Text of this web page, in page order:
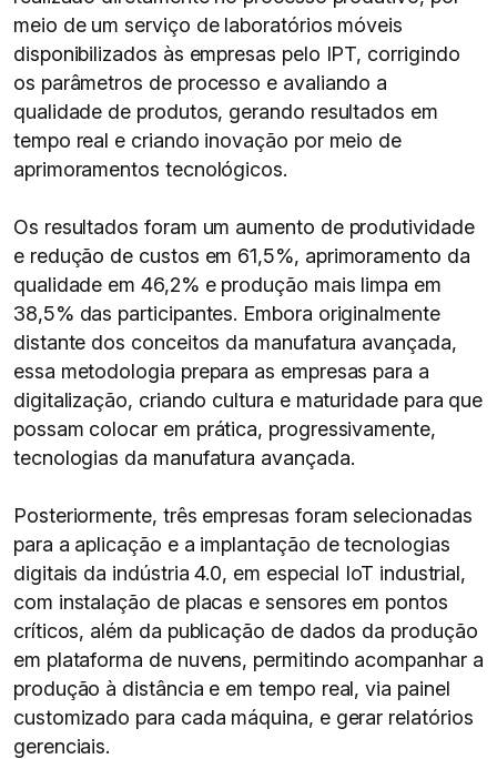
meio de um serviço de laboratórios móveis
disponibilizados às empresas pelo IPT, corrigindo
os parâmetros de processo e avaliando a
qualidade de produtos, gerando resultados em
tempo real e criando inovação por meio de
aprimoramentos tecnológicos.
Os resultados foram um aumento de produtividade
e redução de custos em 61,5%, aprimoramento da
qualidade em 46,2% e produção mais limpa em
38,5% das participantes. Embora originalmente
distante dos conceitos da manufatura avançada,
essa metodologia prepara as empresas para a
digitalização, criando cultura e maturidade para que
possam colocar em prática, progressivamente,
tecnologias da manufatura avançada.
Posteriormente, três empresas foram selecionadas
para a aplicação e a implantação de tecnologias
digitais da indústria 4.0, em especial IoT industrial,
com instalação de placas e sensores em pontos
críticos, além da publicação de dados da produção
em plataforma de nuvens, permitindo acompanhar a
produção à distância e em tempo real, via painel
customizado para cada máquina, e gerar relatórios
gerenciais.